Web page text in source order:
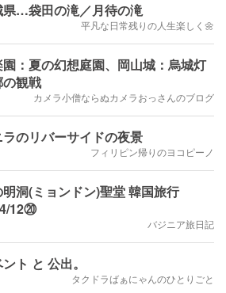
県…袋田の滝／月待の滝
平凡な日常残りの人生楽しく🌼
：夏の幻想庭園、岡山城：烏城灯
観戦
カメラ小僧ならぬカメラおっさんのブログ
ラのリバーサイドの夜景
フィリピン帰りのヨコピーノ
洞(ミョンドン)聖堂 韓国旅行
12⑳
バジニア旅日記
ト と 公出。
タクドラばぁにゃんのひとりごと